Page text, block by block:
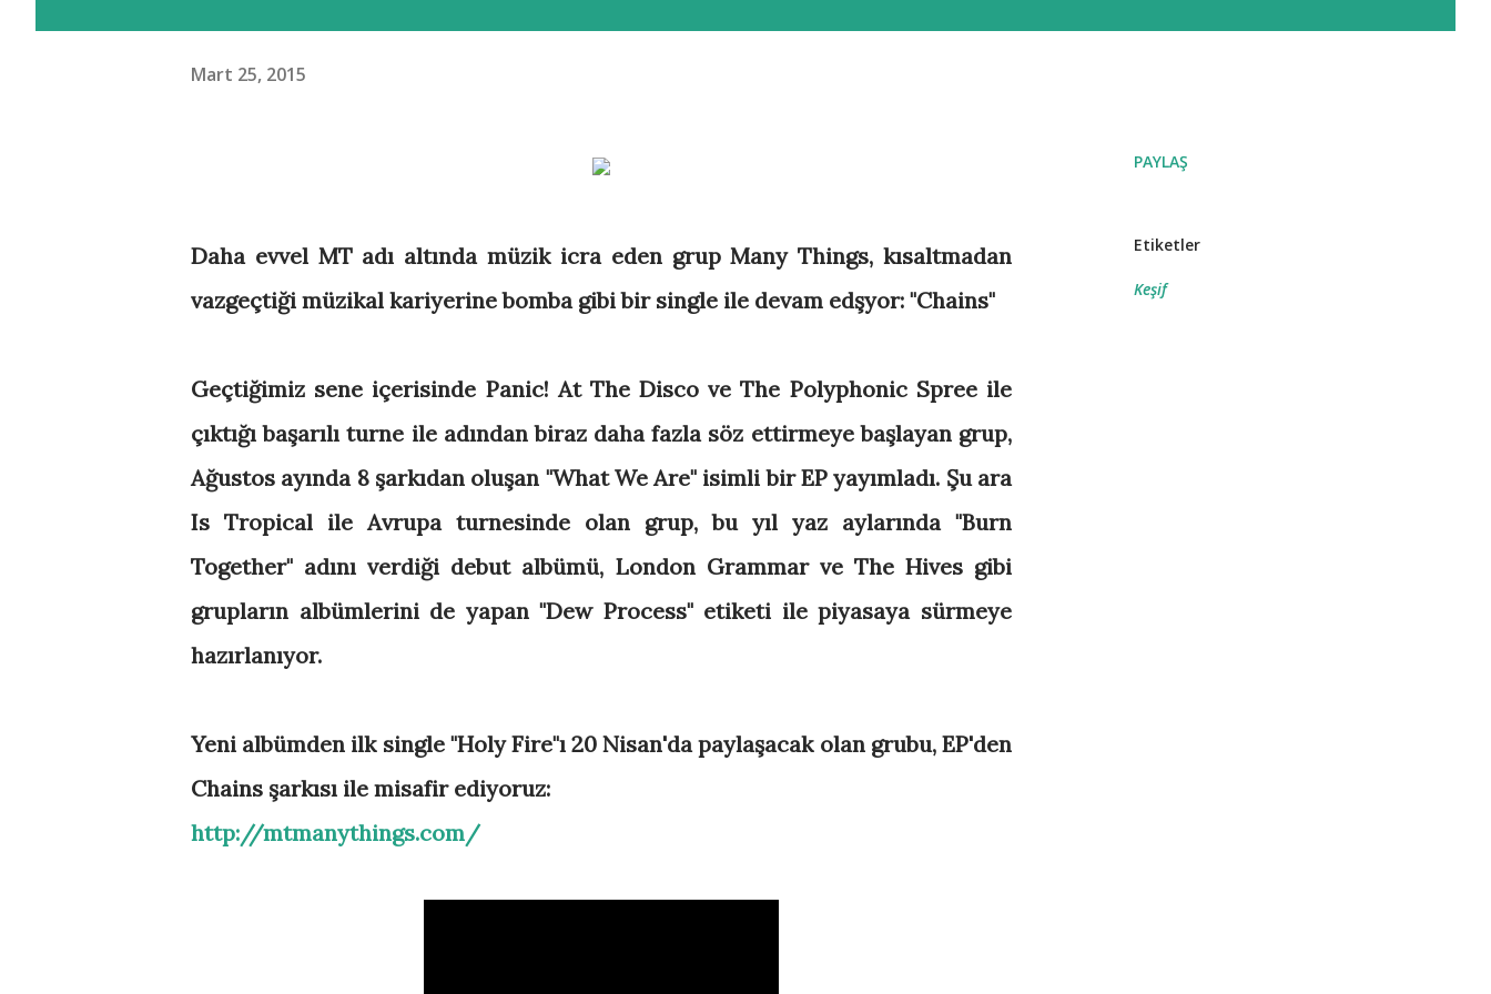
Mart 25, 2015
Daha evvel MT adı altında müzik icra eden grup Many Things, kısaltmadan
vazgeçtiği müzikal kariyerine bomba gibi bir single ile devam edşyor: "Chains"
Geçtiğimiz sene içerisinde Panic! At The Disco ve The Polyphonic Spree ile
çıktığı başarılı turne ile adından biraz daha fazla söz ettirmeye başlayan grup,
Ağustos ayında 8 şarkıdan oluşan "What We Are" isimli bir EP yayımladı. Şu ara
Is Tropical ile Avrupa turnesinde olan grup, bu yıl yaz aylarında "Burn
Together" adını verdiği debut albümü, London Grammar ve The Hives gibi
grupların albümlerini de yapan "Dew Process" etiketi ile piyasaya sürmeye
hazırlanıyor.
Yeni albümden ilk single "Holy Fire"ı 20 Nisan'da paylaşacak olan grubu, EP'den
Chains şarkısı ile misafir ediyoruz:
http://mtmanythings.com/
PAYLAŞ
Etiketler
Keşif